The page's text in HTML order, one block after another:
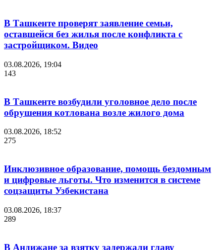
В Ташкенте проверят заявление семьи,
оставшейся без жилья после конфликта с
застройщиком. Видео
03.08.2026, 19:04
143
В Ташкенте возбудили уголовное дело после
обрушения котлована возле жилого дома
03.08.2026, 18:52
275
Инклюзивное образование, помощь бездомным
и цифровые льготы. Что изменится в системе
соцзащиты Узбекистана
03.08.2026, 18:37
289
В Андижане за взятку задержали главу